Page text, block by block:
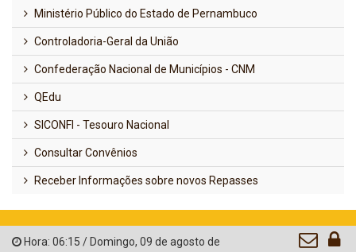
Ministério Público do Estado de Pernambuco
Controladoria-Geral da União
Confederação Nacional de Municípios - CNM
QEdu
SICONFI - Tesouro Nacional
Consultar Convênios
Receber Informações sobre novos Repasses
Hora: 06:15 / Domingo, 09 de agosto de